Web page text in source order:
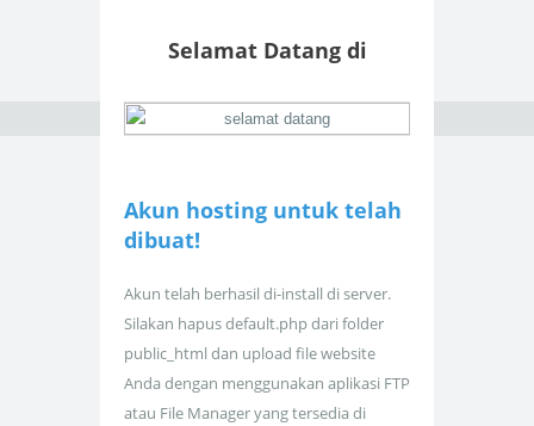
Selamat Datang di
Akun hosting untuk telah
dibuat!
Akun telah berhasil di-install di server.
Silakan hapus default.php dari folder
public_html dan upload file website
Anda dengan menggunakan aplikasi FTP
atau File Manager yang tersedia di